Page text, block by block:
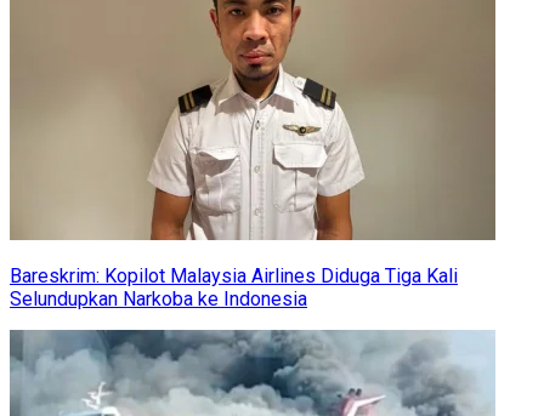
Bareskrim: Kopilot Malaysia Airlines Diduga Tiga Kali
Selundupkan Narkoba ke Indonesia